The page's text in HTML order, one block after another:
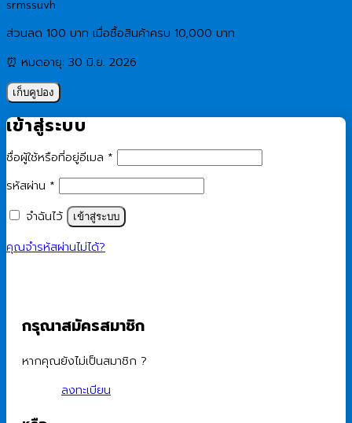
srmssuvh
ส่วนลด 100 บาท เมื่อซื้อสินค้าครบ 10,000 บาท
⏰ หมดอายุ: 30 มิ.ย. 2026
เก็บคูปอง
เข้าสู่ระบบ
ชื่อผู้ใช้หรือที่อยู่อีเมล *
รหัสผ่าน *
จำฉันไว้
เข้าสู่ระบบ
คุณจำรหัสผ่านไม่ได้?
กรุณาสมัครสมาชิก
หากคุณยังไม่เป็นสมาชิก ?
ลงทะเบียน